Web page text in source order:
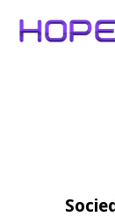
Skip